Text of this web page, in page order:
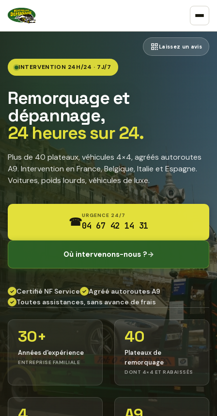
Laissez un avis
INTERVENTION 24H/24 · 7J/7
Remorquage et
dépannage,
24 heures sur 24.
Plus de 40 plateaux, véhicules 4×4, agréés autoroutes
A9. Intervention en France, Belgique, Italie et Espagne.
Voitures, poids lourds, véhicules de luxe.
☎URGENCE 24/7
04 67 42 14 31
Où intervenons-nous ?→
✓ Certifié NF Service ✓ Agréé autoroutes A9
✓ Toutes assistances, sans avance de frais
30+
Années d'expérience
ENTREPRISE FAMILIALE
40
Plateaux de
remorquage
DONT 4×4 ET RABAISSÉS